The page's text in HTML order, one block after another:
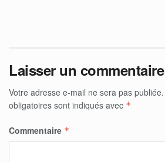
Laisser un commentaire
Votre adresse e-mail ne sera pas publiée.
obligatoires sont indiqués avec *
Commentaire *